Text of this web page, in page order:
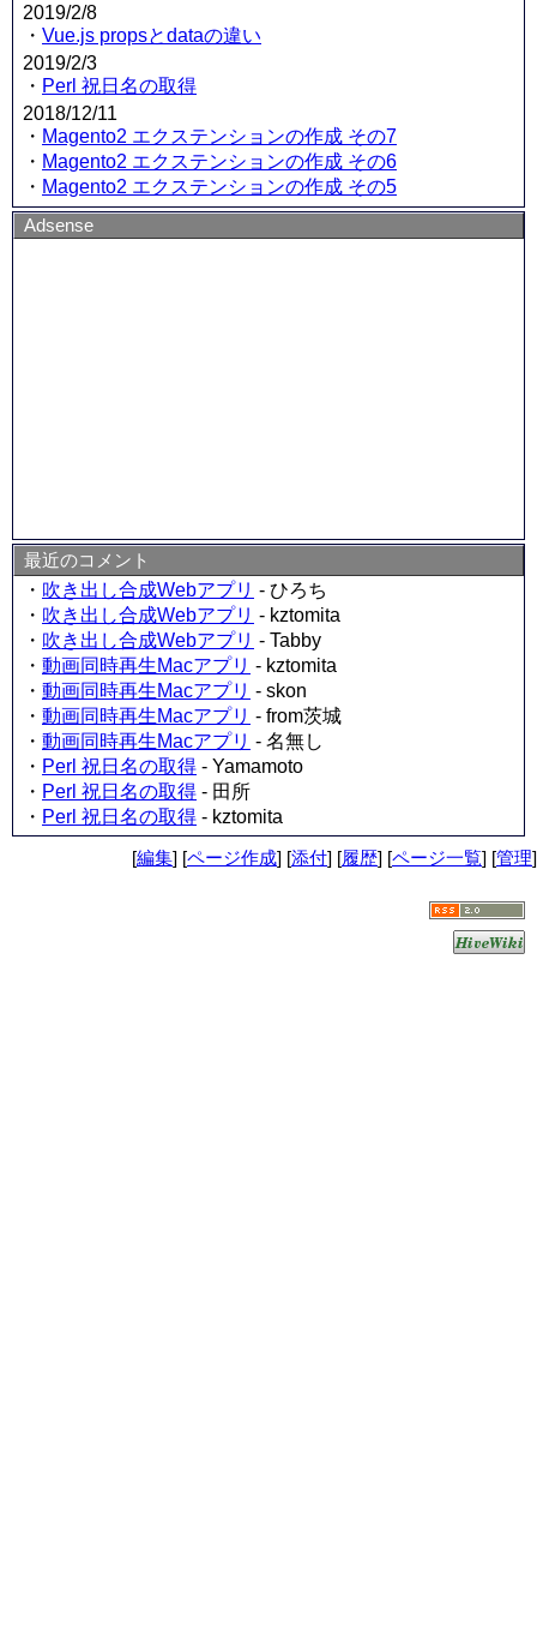
2019/2/8
・ Vue.js propsとdataの違い
2019/2/3
・ Perl 祝日名の取得
2018/12/11
・ Magento2 エクステンションの作成 その7
・ Magento2 エクステンションの作成 その6
・ Magento2 エクステンションの作成 その5
Adsense
最近のコメント
・ 吹き出し合成Webアプリ - ひろち
・ 吹き出し合成Webアプリ - kztomita
・ 吹き出し合成Webアプリ - Tabby
・ 動画同時再生Macアプリ - kztomita
・ 動画同時再生Macアプリ - skon
・ 動画同時再生Macアプリ - from茨城
・ 動画同時再生Macアプリ - 名無し
・ Perl 祝日名の取得 - Yamamoto
・ Perl 祝日名の取得 - 田所
・ Perl 祝日名の取得 - kztomita
[編集] [ページ作成] [添付] [履歴] [ページ一覧] [管理]